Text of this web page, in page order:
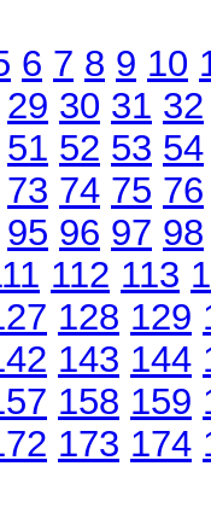
6 7 8 9 10
29 30 31 32
51 52 53 54
73 74 75 76
95 96 97 98
112 113
128 129
143 144
158 159
173 174